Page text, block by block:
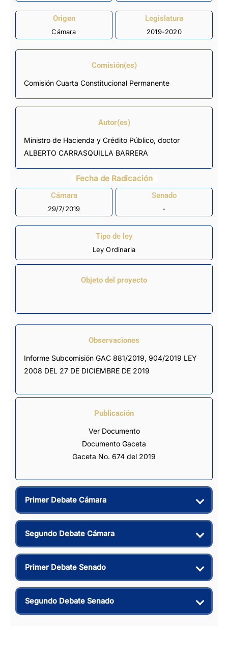
Origen
Cámara
Legislatura
2019-2020
Comisión(es)
Comisión Cuarta Constitucional Permanente
Autor(es)
Ministro de Hacienda y Crédito Público, doctor
ALBERTO CARRASQUILLA BARRERA
Fecha de Radicación
Cámara
29/7/2019
Senado
-
Tipo de ley
Ley Ordinaria
Objeto del proyecto
Observaciones
Informe Subcomisión GAC 881/2019, 904/2019 LEY
2008 DEL 27 DE DICIEMBRE DE 2019
Publicación
Ver Documento
Documento Gaceta
Gaceta No. 674 del 2019
Primer Debate Cámara
Segundo Debate Cámara
Primer Debate Senado
Segundo Debate Senado